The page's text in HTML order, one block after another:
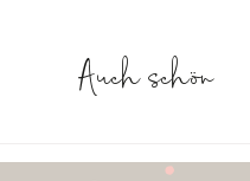
Auch schön